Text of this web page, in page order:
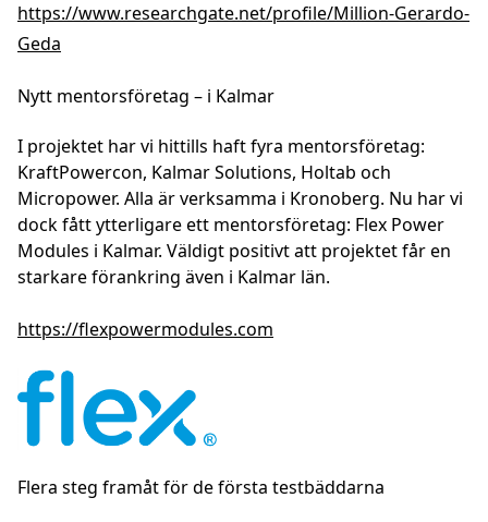
https://www.researchgate.net/profile/Million-Gerardo-
Geda
Nytt mentorsföretag – i Kalmar
I projektet har vi hittills haft fyra mentorsföretag:
KraftPowercon, Kalmar Solutions, Holtab och
Micropower. Alla är verksamma i Kronoberg. Nu har vi
dock fått ytterligare ett mentorsföretag: Flex Power
Modules i Kalmar. Väldigt positivt att projektet får en
starkare förankring även i Kalmar län.
https://flexpowermodules.com
Flera steg framåt för de första testbäddarna